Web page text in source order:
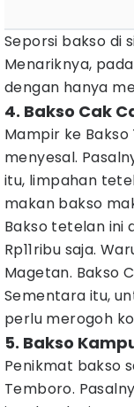
Seporsi bakso di
Menariknya,
dengan hanya
4. Bakso Cak
Mampir ke
menyesal.
itu, limpahan
makan bakso
Bakso tetelan ini
Rp11ribu saja.
Magetan. Bakso
Sementara itu,
perlu merogoh
5. Bakso
Penikmat bakso
Temboro.